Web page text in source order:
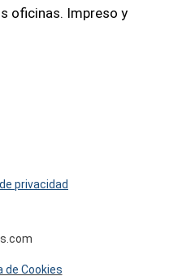
oficinas. Impreso y
privacidad
de Cookies